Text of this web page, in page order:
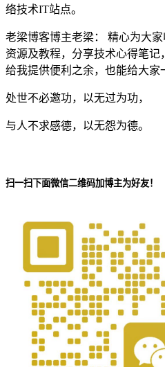
络技术IT站点。
老梁博客博主老梁： 精心为大
资源及教程，分享技术心得笔
给我提供便利之余，也能给大家
处世不必邀功，以无过为功，
与人不求感德，以无怨为德。
扫一扫下面微信二维码加博主为好友！